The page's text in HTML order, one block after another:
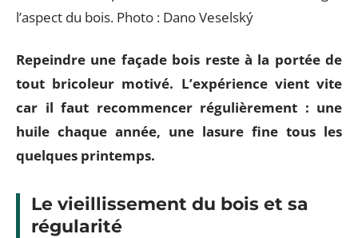
l’aspect du bois. Photo : Dano Veselský
Repeindre une façade bois reste à la portée de
tout bricoleur motivé. L’expérience vient vite
car il faut recommencer régulièrement : une
huile chaque année, une lasure fine tous les
quelques printemps.
Le vieillissement du bois et sa
régularité